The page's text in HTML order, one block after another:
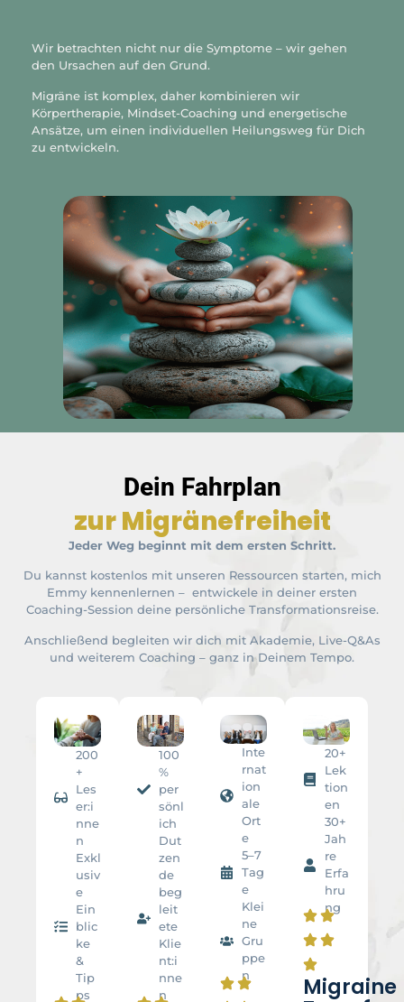
Wir betrachten nicht nur die Symptome – wir gehen
den Ursachen auf den Grund.
Migräne ist komplex, daher kombinieren wir
Körpertherapie, Mindset-Coaching und energetische
Ansätze, um einen individuellen Heilungsweg für Dich
zu entwickeln.
Dein Fahrplan
zur Migränefreiheit
Jeder Weg beginnt mit dem ersten Schritt.
Du kannst kostenlos mit unseren Ressourcen starten, mich
Emmy kennenlernen – entwickele in deiner ersten
Coaching-Session deine persönliche Transformationsreise.
Anschließend begleiten wir dich mit Akademie, Live-Q&As
und weiterem Coaching – ganz in Deinem Tempo.
200
+
Les
er:i
nne
n
Exkl
usiv
e
Ein
blic
ke
&
Tip
ps
100
%
per
sönl
ich
Dut
zen
de
beg
leit
ete
Klie
nt:i
nne
n
Inte
rnat
ion
ale
Ort
e
5–7
Tag
e
Klei
ne
Gru
ppe
n
20+
Lek
tion
en
30+
Jah
re
Erfa
hru
ng
Migraine